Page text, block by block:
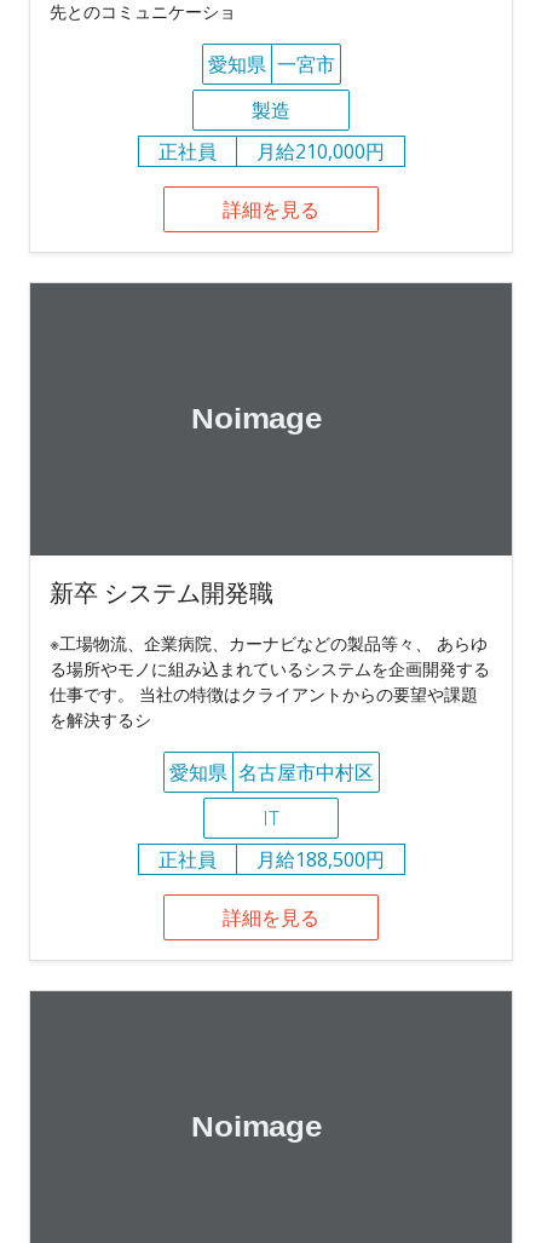
先とのコミュニケーショ
愛知県 一宮市
製造
正社員
月給210,000円
詳細を見る
新卒 システム開発職
※工場物流、企業病院、カーナビなどの製品等々、 あらゆ
る場所やモノに組み込まれているシステムを企画開発する
仕事です。 当社の特徴はクライアントからの要望や課題
を解決するシ
愛知県 名古屋市中村区
IT
正社員
月給188,500円
詳細を見る